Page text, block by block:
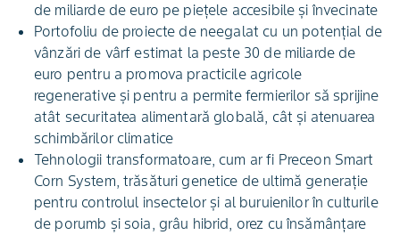
de miliarde de euro pe piețele accesibile și învecinate
Portofoliu de proiecte de neegalat cu un potențial de
vânzări de vârf estimat la peste 30 de miliarde de
euro pentru a promova practicile agricole
regenerative și pentru a permite fermierilor să sprijine
atât securitatea alimentară globală, cât și atenuarea
schimbărilor climatice
Tehnologii transformatoare, cum ar fi Preceon Smart
Corn System, trăsături genetice de ultimă generație
pentru controlul insectelor și al buruienilor în culturile
de porumb și soia, grâu hibrid, orez cu însămânțare